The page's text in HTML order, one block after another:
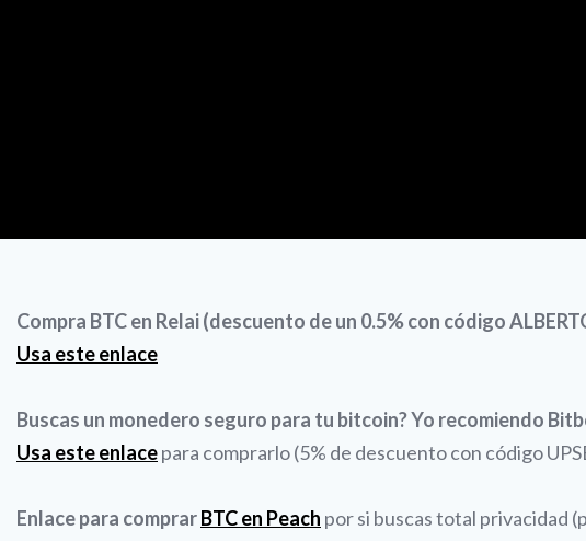
Compra BTC en Relai (descuento de un 0.5% con código
Usa este enlace
Buscas un monedero seguro para tu bitcoin? Yo recomiendo
Usa este enlacepara comprarlo (5% de descuento con código
Enlace para comprarBTC en Peach por si buscas total privacidad